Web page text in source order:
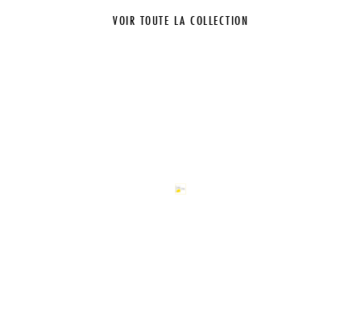
VOIR TOUTE LA COLLECTION